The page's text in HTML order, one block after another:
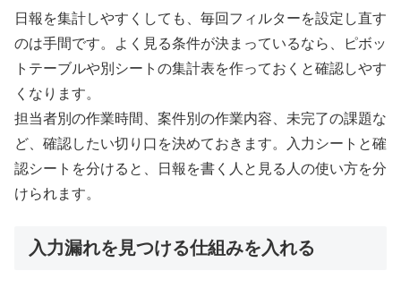
日報を集計しやすくしても、毎回フィルターを設定し直す
のは手間です。よく見る条件が決まっているなら、ピボッ
トテーブルや別シートの集計表を作っておくと確認しやす
くなります。
担当者別の作業時間、案件別の作業内容、未完了の課題な
ど、確認したい切り口を決めておきます。入力シートと確
認シートを分けると、日報を書く人と見る人の使い方を分
けられます。
入力漏れを見つける仕組みを入れる